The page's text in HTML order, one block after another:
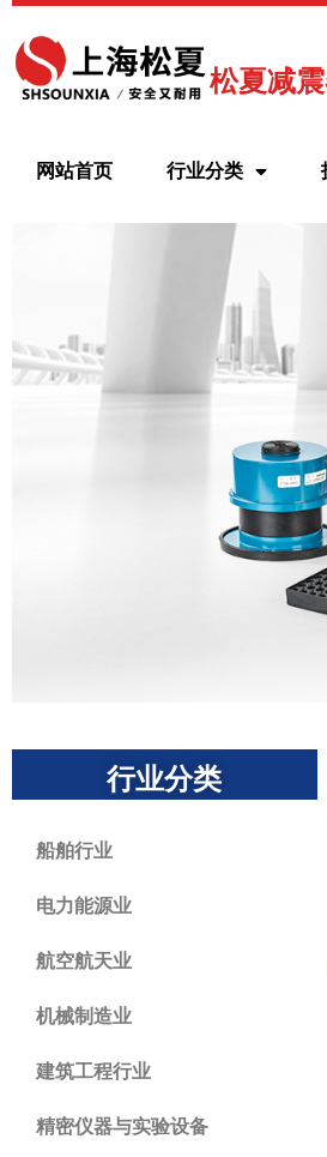
至
内
松夏减
网站首页 行业分类
行业分类
船舶行业
电力能源业
航空航天业
机械制造业
建筑工程行业
精密仪器与实验设备